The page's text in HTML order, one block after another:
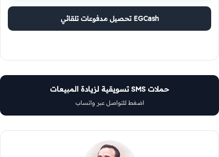
EGCash تحصيل مدفوعات تلقائي
حملات SMS تسويقية لزيادة المبيعات
اضغط للتواصل عبر واتساب